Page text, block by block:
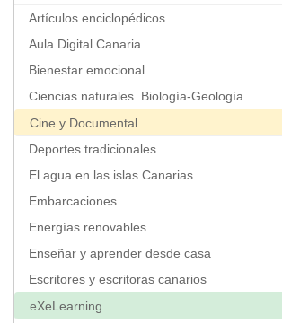
Artículos enciclopédicos
Aula Digital Canaria
Bienestar emocional
Ciencias naturales. Biología-Geología
Cine y Documental
Deportes tradicionales
El agua en las islas Canarias
Embarcaciones
Energías renovables
Enseñar y aprender desde casa
Escritores y escritoras canarios
eXeLearning